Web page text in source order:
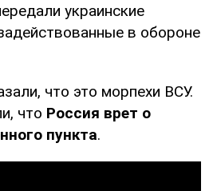
украинские
в обороне
что это морпехи ВСУ.
что Россия врет о
пункта.